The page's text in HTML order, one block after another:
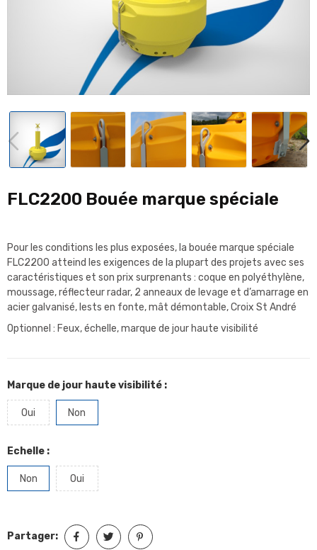
FLC2200 Bouée marque spéciale
Pour les conditions les plus exposées, la bouée marque spéciale
FLC2200 atteind les exigences de la plupart des projets avec ses
caractéristiques et son prix surprenants : coque en polyéthylène,
moussage, réflecteur radar, 2 anneaux de levage et d’amarrage en
acier galvanisé, lests en fonte, mât démontable,Croix St André
Optionnel : Feux, échelle, marque de jour haute visibilité
Marque de jour haute visibilité :
Oui Non
Echelle :
Non Oui
Partager: